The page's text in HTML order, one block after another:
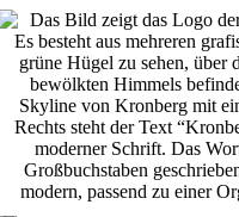
Zum
Inhalt
springen